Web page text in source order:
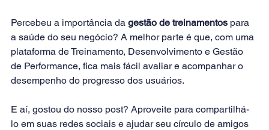
Percebeu a importância da gestão de treinamentos para
a saúde do seu negócio? A melhor parte é que, com uma
plataforma de Treinamento, Desenvolvimento e Gestão
de Performance, fica mais fácil avaliar e acompanhar o
desempenho do progresso dos usuários.
E aí, gostou do nosso post? Aproveite para compartilhá-
lo em suas redes sociais e ajudar seu círculo de amigos